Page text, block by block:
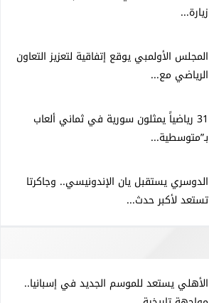
زيارة...
المجلس الأولمبي يوقع إتفاقية لتعزيز التعاون
الرياضي مع...
31 رياضياً يمثلون سورية في ثماني ألعاب
بـ”متوسطية...
الدوسري يستقبل يان الإندونيسي.. وجاكرتا
تستعد لأكبر حدث...
الأهلي يستعد للموسم الجديد في إسبانيا..